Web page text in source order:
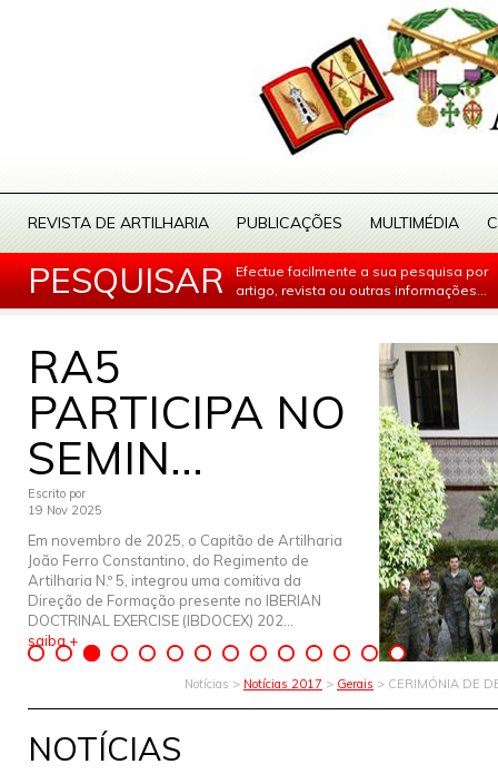
REVISTA DE ARTILHARIA PUBLICAÇÕES MULTIMÉDIA
PESQUISAR
Efectue facilmente a sua pesquisa por
artigo, revista ou outras informações...
RA5
PARTICIPA NO
SEMIN...
Escrito por
19 Nov 2025
Em novembro de 2025, o Capitão de Artilharia
João Ferro Constantino, do Regimento de
Artilharia N.º 5, integrou uma comitiva da
Direção de Formação presente no IBERIAN
DOCTRINAL EXERCISE (IBDOCEX) 202...
saiba +
Notícias > Notícias 2017 > Gerais > CERIMÓNIA DE
NOTÍCIAS